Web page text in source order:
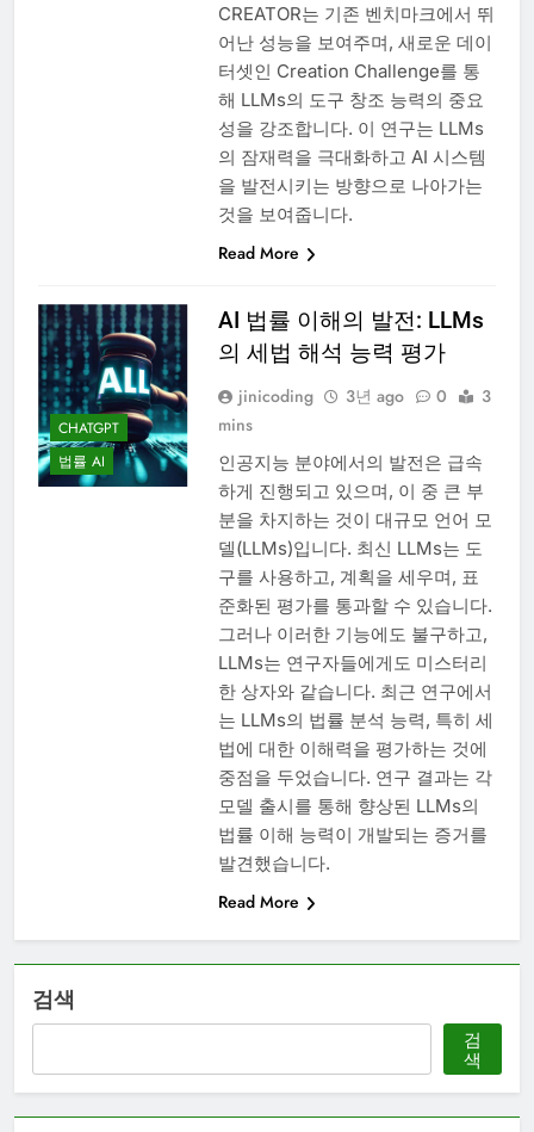
CREATOR는 기존 벤치마크에서 뛰
어난 성능을 보여주며, 새로운 데이
터셋인 Creation Challenge를 통
해 LLMs의 도구 창조 능력의 중요
성을 강조합니다. 이 연구는 LLMs
의 잠재력을 극대화하고 AI 시스템
을 발전시키는 방향으로 나아가는
것을 보여줍니다.
Read More
CHATGPT
법률 AI
AI 법률 이해의 발전: LLMs
의 세법 해석 능력 평가
jinicoding 3년 ago 0
3
mins
인공지능 분야에서의 발전은 급속
하게 진행되고 있으며, 이 중 큰 부
분을 차지하는 것이 대규모 언어 모
델(LLMs)입니다. 최신 LLMs는 도
구를 사용하고, 계획을 세우며, 표
준화된 평가를 통과할 수 있습니다.
그러나 이러한 기능에도 불구하고,
LLMs는 연구자들에게도 미스터리
한 상자와 같습니다. 최근 연구에서
는 LLMs의 법률 분석 능력, 특히 세
법에 대한 이해력을 평가하는 것에
중점을 두었습니다. 연구 결과는 각
모델 출시를 통해 향상된 LLMs의
법률 이해 능력이 개발되는 증거를
발견했습니다.
Read More
검색
검
색